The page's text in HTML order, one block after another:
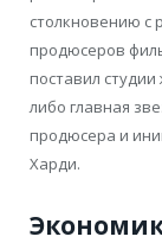
столкновению с
продюсеров
поставил
либо главная
продюсера и
Харди.